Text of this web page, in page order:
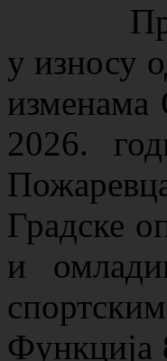
у износу
изменама
2026.
Градске
и
Функција